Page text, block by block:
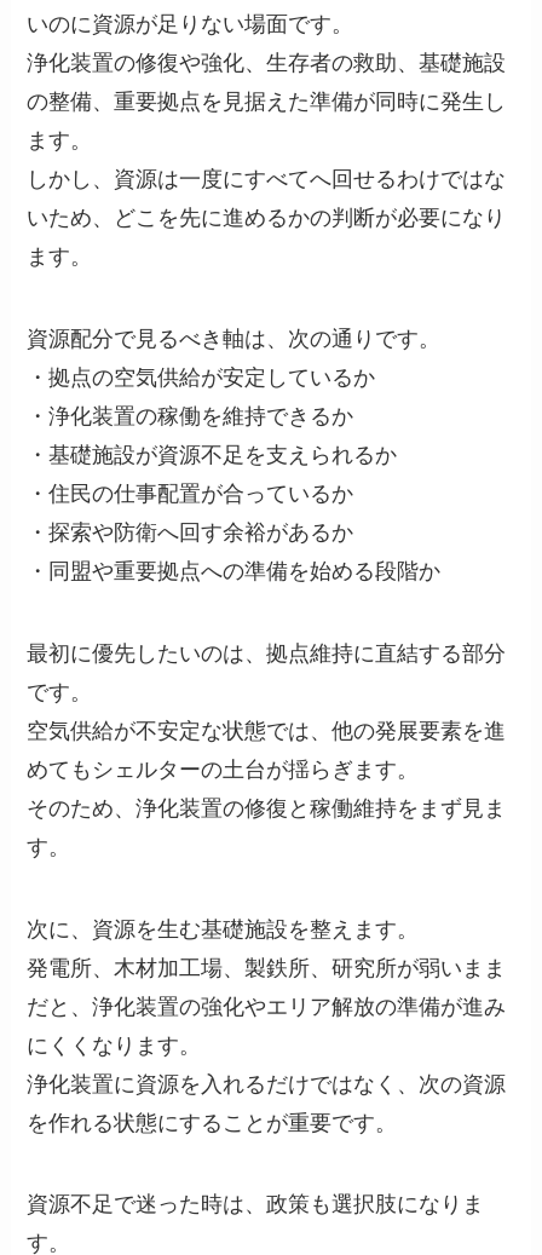
いのに資源が足りない場面です。
浄化装置の修復や強化、生存者の救助、基礎施設
の整備、重要拠点を見据えた準備が同時に発生し
ます。
しかし、資源は一度にすべてへ回せるわけではな
いため、どこを先に進めるかの判断が必要になり
ます。
資源配分で見るべき軸は、次の通りです。
・拠点の空気供給が安定しているか
・浄化装置の稼働を維持できるか
・基礎施設が資源不足を支えられるか
・住民の仕事配置が合っているか
・探索や防衛へ回す余裕があるか
・同盟や重要拠点への準備を始める段階か
最初に優先したいのは、拠点維持に直結する部分
です。
空気供給が不安定な状態では、他の発展要素を進
めてもシェルターの土台が揺らぎます。
そのため、浄化装置の修復と稼働維持をまず見ま
す。
次に、資源を生む基礎施設を整えます。
発電所、木材加工場、製鉄所、研究所が弱いまま
だと、浄化装置の強化やエリア解放の準備が進み
にくくなります。
浄化装置に資源を入れるだけではなく、次の資源
を作れる状態にすることが重要です。
資源不足で迷った時は、政策も選択肢になりま
す。